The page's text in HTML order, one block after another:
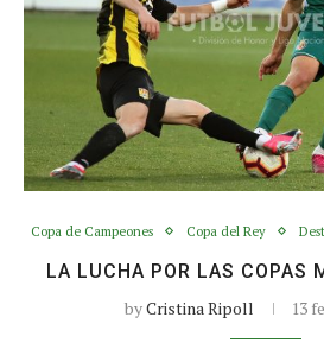
Copa de Campeones Copa del Rey
LA LUCHA POR LAS COPAS
byCristina Ripoll 13